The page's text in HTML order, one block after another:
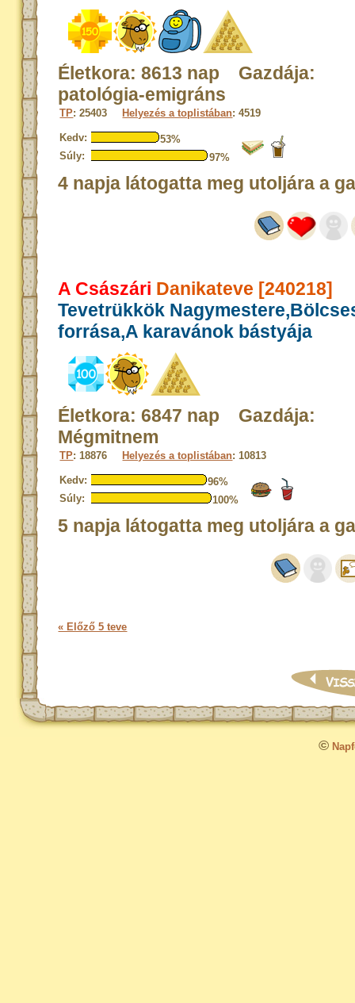
Életkora: 8613 nap Gazdája:
patológia-emigráns
TP: 25403 Helyezés a toplistában: 4519
Kedv:
53%
Súly:
97%
4 napja látogatta meg utoljára a
A Császári Danikateve [240218]
Tevetrükkök
forrása,A karavánok bástyája
Életkora: 6847 nap Gazdája:
Mégmitnem
TP: 18876 Helyezés a toplistában: 10813
Kedv:
96%
Súly:
100%
5 napja látogatta meg utoljára a
« Előző 5 teve
©